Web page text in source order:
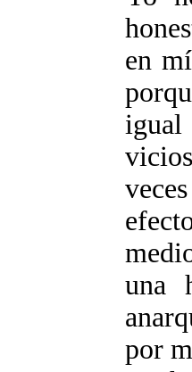
en
igual
una
por